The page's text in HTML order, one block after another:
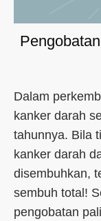
Dalam
kanker darah
tahunnya. Bila
kanker darah
disembuhkan,
sembuh total!
pengobatan